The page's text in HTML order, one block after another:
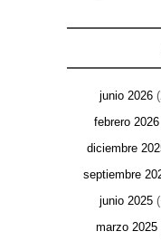
junio 2026
febrero 2026
diciembre
septiembre
junio 2025
marzo 2025